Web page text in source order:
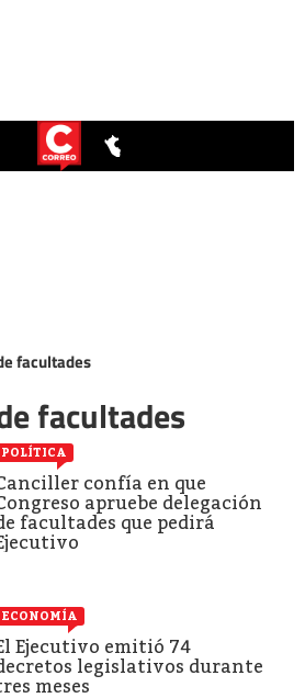
facultades
facultades
POLÍTICA
confía en que
apruebe delegación
facultades que pedirá
ECONOMÍA
Ejecutivo emitió 74
legislativos durante
meses